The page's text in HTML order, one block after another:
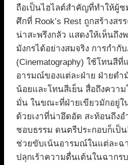
ถือเป็นไฮไลต์สำคัญที่ทำให้ผู้
ศึกที่ Rook’s Rest ถูกสร้างส
น่าสะพรึงกลัว แสดงให้เห็นถึง
มังกรได้อย่างสมจริง การกำกั
(Cinematography) ใช้โทนสีที่
อารมณ์ของแต่ละฝ่าย ฝ่ายดำ
น้อยและโทนสีเย็น สื่อถึงควา
มั่น ในขณะที่ฝ่ายเขียวมักอยู่ใ
ด้วยเงาที่น่าอึดอัด สะท้อนถึง
ชอบธรรม ดนตรีประกอบก็เป็
ช่วยขับเน้นอารมณ์ในแต่ละฉ
ปลุกเร้าความตื่นเต้นในฉากร